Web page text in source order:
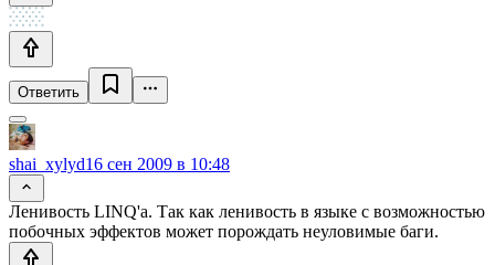
Ответить
shai_xylyd16 сен 2009 в 10:48
Ленивость LINQ'а. Так как ленивость в языке с возможностью
побочных эффектов может порождать неуловимые баги.